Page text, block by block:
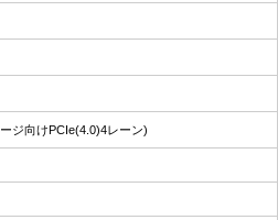
ジ向けPCIe(4.0)4レーン)